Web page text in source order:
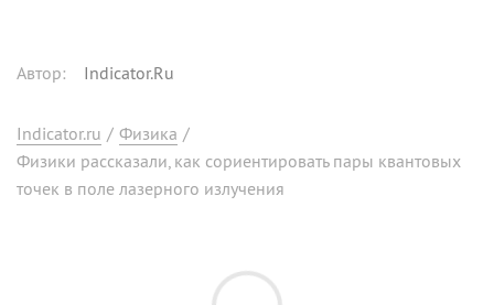
Автор: Indicator.Ru
Indicator.ru / Физика /
Физики рассказали, как сориентировать пары квантовых
точек в поле лазерного излучения